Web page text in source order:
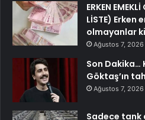
ERKEN
LİSTE) Erken
olmayanlar
Ağustos 7, 2026
Son Dakika…
Göktaş’ın
Ağustos 7, 2026
Sadece tank